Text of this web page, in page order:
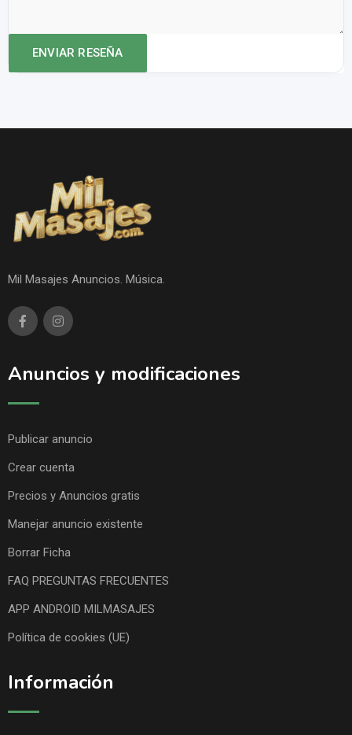
Mil Masajes Anuncios. Música.
Anuncios y modificaciones
Publicar anuncio
Crear cuenta
Precios y Anuncios gratis
Manejar anuncio existente
Borrar Ficha
FAQ PREGUNTAS FRECUENTES
APP ANDROID MILMASAJES
Política de cookies (UE)
Información